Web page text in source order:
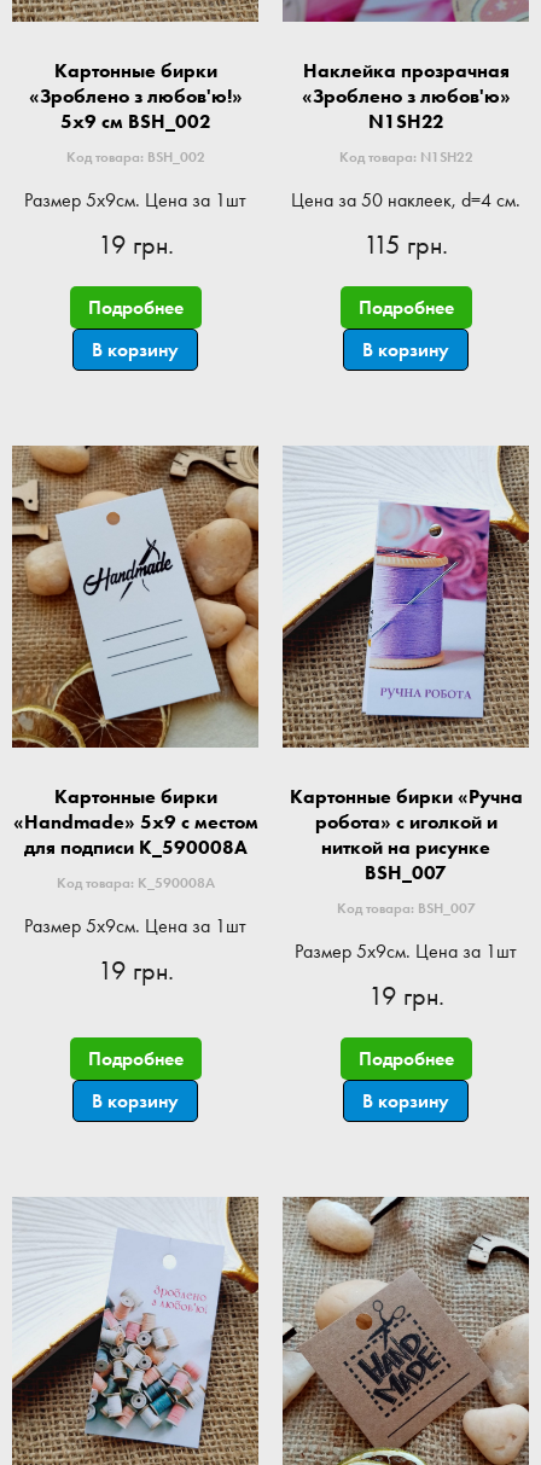
Картонные бирки
«Зроблено з любов'ю!»
5x9 см BSH_002
Код товара: BSH_002
Размер 5x9см. Цена за 1шт
19 грн.
Подробнее
В корзину
Наклейка прозрачная
«Зроблено з любов'ю»
N1SH22
Код товара: N1SH22
Цена за 50 наклеек, d=4 см.
115 грн.
Подробнее
В корзину
Картонные бирки
«Handmade» 5x9 с местом
для подписи K_590008A
Код товара: K_590008A
Размер 5x9см. Цена за 1шт
19 грн.
Подробнее
В корзину
Картонные бирки «Ручна
робота» с иголкой и
ниткой на рисунке
BSH_007
Код товара: BSH_007
Размер 5x9см. Цена за 1шт
19 грн.
Подробнее
В корзину